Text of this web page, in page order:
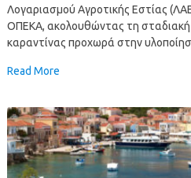
Λογαριασμού Αγροτικής Εστίας
ΟΠΕΚΑ, ακολουθώντας τη
καραντίνας προχωρά στην
Read More